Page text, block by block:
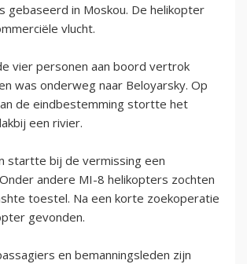
gebaseerd in Moskou. De helikopter
vlucht.
vier personen aan boord vertrok
was onderweg naar Beloyarsky. Op
de eindbestemming stortte het
een rivier.
startte bij de vermissing een
andere MI-8 helikopters zochten
toestel. Na een korte zoekoperatie
gevonden.
en bemanningsleden zijn